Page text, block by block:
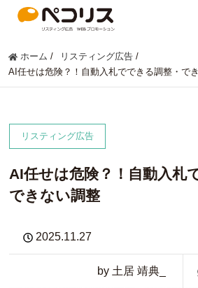
ホーム / リスティング広告 /
AI任せは危険？！自動入札でできる調整・で
リスティング広告
AI任せは危険？！自動入札
できない調整
2025.11.27
by 土居 靖典_